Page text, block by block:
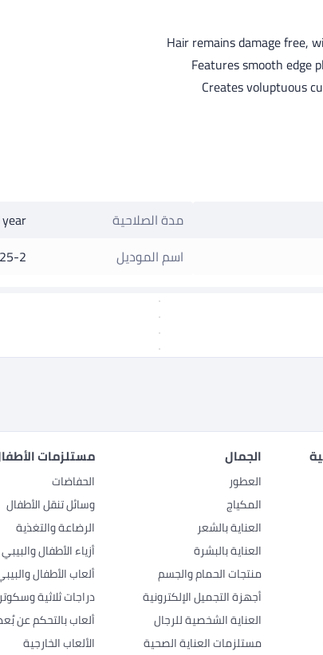
Hair remains damage free,
Features smooth edge
Creates voluptuous
مدة الصلاحية
اسم الموديل
2
الجمال
العطور
المكياج
العناية بالشعر
العناية بالبشرة
منتجات الحمام والجسم
أجهزة التجميل الإلكترونية
العناية الشخصية للرجال
مستلزمات العناية الصحية
مستلزمات
الحفاضات
وسائل تنقل الأطفال
الرضاعة والتغذية
أزياء الأطفال والبيبي
ألعاب الأطفال
دراجات ثلاثية
ألعاب بالتحكم عن
الألعاب الخارجية